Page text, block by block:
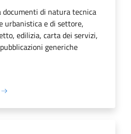
documenti di natura tecnica
urbanistica e di settore,
edilizia, carta dei servizi,
generiche